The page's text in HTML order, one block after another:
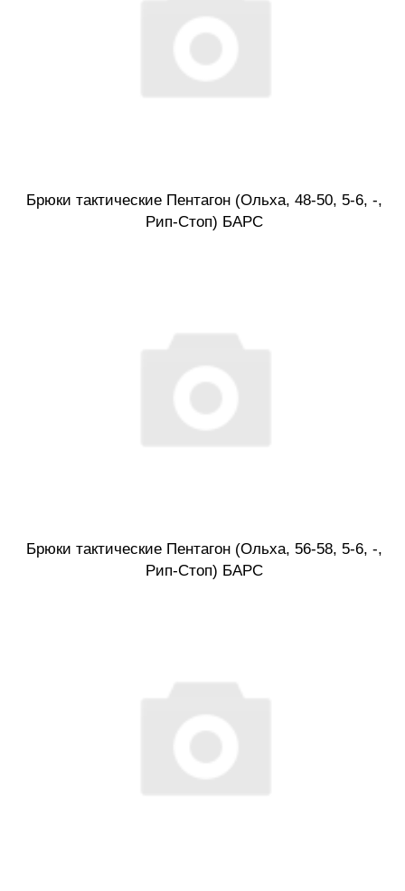
Брюки тактические Пентагон (Ольха, 48-50, 5-6, -,
Рип-Стоп) БАРС
Брюки тактические Пентагон (Ольха, 56-58, 5-6, -,
Рип-Стоп) БАРС